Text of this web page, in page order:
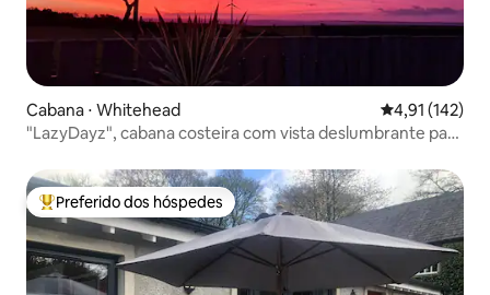
Cabana ⋅ Whitehead 4,91 de uma
4,91 (142)
"LazyDayz", cabana costeira com vista deslumbrante para
Entre os melhores preferidos dos hóspedes
Preferido dos hóspedes